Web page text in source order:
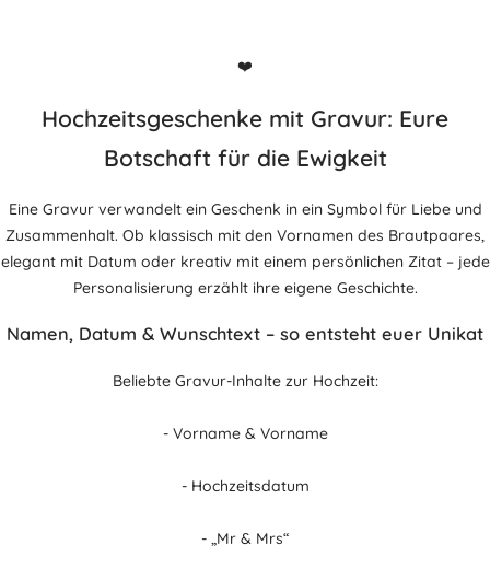
❤️
Hochzeitsgeschenke mit Gravur: Eure
Botschaft für die Ewigkeit
Eine Gravur verwandelt ein Geschenk in ein Symbol für Liebe und
Zusammenhalt. Ob klassisch mit den Vornamen des Brautpaares,
elegant mit Datum oder kreativ mit einem persönlichen Zitat – jede
Personalisierung erzählt ihre eigene Geschichte.
Namen, Datum & Wunschtext – so entsteht euer Unikat
Beliebte Gravur-Inhalte zur Hochzeit:
- Vorname & Vorname
- Hochzeitsdatum
- „Mr & Mrs“